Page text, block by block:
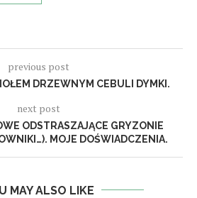
previous post
DRZEWNYM CEBULI DYMKI.
next post
ODSTRASZAJĄCE GRYZONIE
MOJE DOŚWIADCZENIA.
MAY ALSO LIKE